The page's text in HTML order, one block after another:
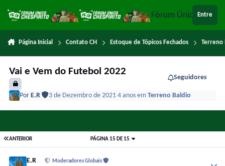
Fórum ÚnicoEntre
Página Inicial Contato CH Estoque de Tópicos Fechados
Vai e Vem do Futebol 2022
Seguidores
PorE.R 3 de Dezembro de 20214 anosemTerreno Baldio
ANTERIOR PÁGINA 15 DE 15
E.R Moderadores Globais